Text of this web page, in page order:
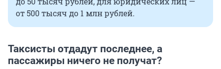
от 500 тысяч до 1 млн рублей.
Таксисты отдадут последнее, а
пассажиры ничего не получат?